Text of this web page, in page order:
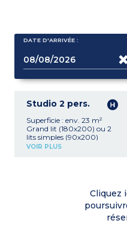
DATE D'ARRIVÉE :
Studio 2 pers.
Superficie : env. 23 m²
Grand lit (180x200) ou 2
lits simples (90x200)
Bureau
baignoire, sèche-cheveux,
VOIR PLUS
Cliquez